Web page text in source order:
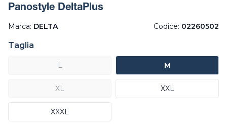
Panostyle DeltaPlus
Marca: DELTA Codice: 02260502
Taglia
L M
XL XXL
XXXL